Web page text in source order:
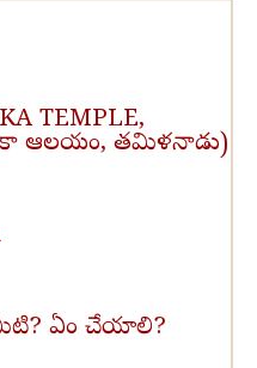
TEMPLE,
ఆలయం, తమిళనాడు)
ఏం చేయాలి?